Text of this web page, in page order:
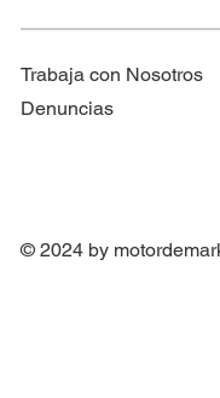
Trabaja con Nosotros
Denuncias
© 2024 by